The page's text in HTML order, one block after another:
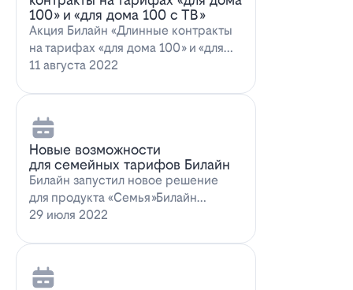
100» и «для дома 100 с ТВ»
Акция Билайн «Длинные контракты
на тарифах «для дома 100» и «для
дома 100 с…
11 августа 2022
Новые возможности
для семейных тарифов Билайн
Билайн запустил новое решение
для продукта «Семья»Билайн
объявил о запуске новых возможн…
29 июля 2022